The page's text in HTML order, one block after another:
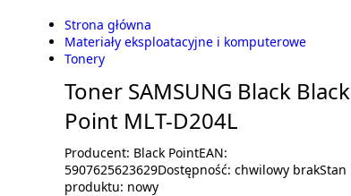
Strona główna
Materiały eksploatacyjne i komputerowe
Tonery
Toner SAMSUNG Black Black
Point MLT-D204L
Producent: Black PointEAN:
5907625623629Dostępność: chwilowy brakStan
produktu: nowy